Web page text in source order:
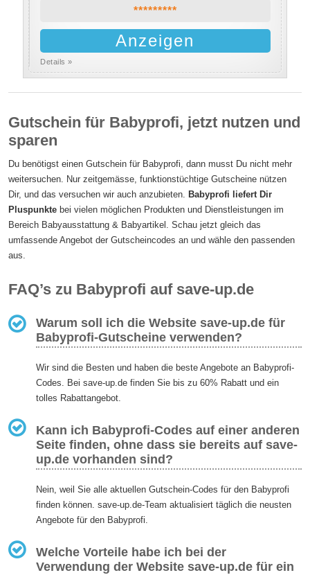
*********
Anzeigen
Details »
Gutschein für Babyprofi, jetzt nutzen und
sparen
Du benötigst einen Gutschein für Babyprofi, dann musst Du nicht mehr
weitersuchen. Nur zeitgemässe, funktionstüchtige Gutscheine nützen
Dir, und das versuchen wir auch anzubieten. Babyprofi liefert Dir
Pluspunkte bei vielen möglichen Produkten und Dienstleistungen im
Bereich Babyausstattung & Babyartikel. Schau jetzt gleich das
umfassende Angebot der Gutscheincodes an und wähle den passenden
aus.
FAQ’s zu Babyprofi auf save-up.de
Warum soll ich die Website save-up.de für
Babyprofi-Gutscheine verwenden?
Wir sind die Besten und haben die beste Angebote an Babyprofi-
Codes. Bei save-up.de finden Sie bis zu 60% Rabatt und ein
tolles Rabattangebot.
Kann ich Babyprofi-Codes auf einer anderen
Seite finden, ohne dass sie bereits auf save-
up.de vorhanden sind?
Nein, weil Sie alle aktuellen Gutschein-Codes für den Babyprofi
finden können. save-up.de-Team aktualisiert täglich die neusten
Angebote für den Babyprofi.
Welche Vorteile habe ich bei der
Verwendung der Website save-up.de für ein